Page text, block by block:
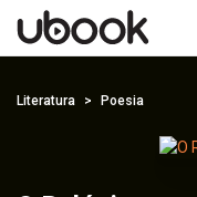
Literatura Poesia